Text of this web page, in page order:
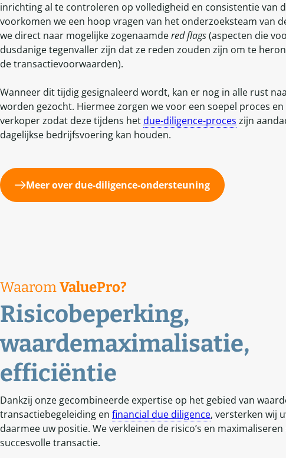
inrichting al te controleren op volledigheid en consistentie van
voorkomen we een hoop vragen van het onderzoeksteam van
we direct naar mogelijke zogenaamdered flags(aspecten die
dusdanige tegenvaller zijn dat ze reden zouden zijn om te
de transactievoorwaarden).
Wanneer dit tijdig gesignaleerd wordt, kan er nog in alle rust
worden gezocht. Hiermee zorgen we voor een soepel proces
verkoper zodat deze tijdens hetdue-diligence-proces zijn
dagelijkse bedrijfsvoering kan houden.
Meer over due-diligence-ondersteuning
WaaromValuePro?
Risicobeperking,
waardemaximalisatie,
efficiëntie
Dankzij onze gecombineerde expertise op het gebied van
transactiebegeleiding en financial due diligence, versterken wij
daarmee uw positie. We verkleinen de risico’s en
succesvolle transactie.